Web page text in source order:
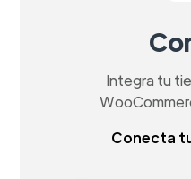
Integra tu
Conecta